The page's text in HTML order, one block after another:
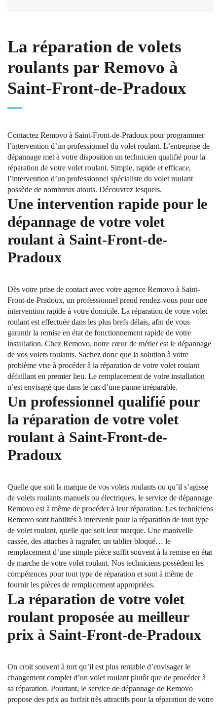
La réparation de volets
roulants par Removo à
Saint-Front-de-Pradoux
Contactez Removo à Saint-Front-de-Pradoux pour programmer
l’intervention d’un professionnel du volet roulant. L’entreprise de
dépannage met à votre disposition un technicien qualifié pour la
réparation de votre volet roulant. Simple, rapide et efficace,
l’intervention d’un professionnel spécialiste du volet roulant
possède de nombreux atouts. Découvrez lesquels.
Une intervention rapide pour le
dépannage de votre volet
roulant à Saint-Front-de-
Pradoux
Dès votre prise de contact avec votre agence Removo à Saint-
Front-de-Pradoux, un professionnel prend rendez-vous pour une
intervention rapide à votre domicile. La réparation de votre volet
roulant est effectuée dans les plus brefs délais, afin de vous
garantir la remise en état de fonctionnement rapide de votre
installation. Chez Removo, notre cœur de métier est le dépannage
de vos volets roulants. Sachez donc que la solution à votre
problème vise à procéder à la réparation de votre volet roulant
défaillant en premier lieu. Le remplacement de votre installation
n’est envisagé que dans le cas d’une panne irréparable.
Un professionnel qualifié pour
la réparation de votre volet
roulant à Saint-Front-de-
Pradoux
Quelle que soit la marque de vos volets roulants ou qu’il s’agisse
de volets roulants manuels ou électriques, le service de dépannage
Removo est à même de procéder à leur réparation. Les techniciens
Removo sont habilités à intervenir pour la réparation de tout type
de volet roulant, quelle que soit leur marque. Une manivelle
cassée, des attaches à ragrafer, un tablier bloqué… le
remplacement d’une simple pièce suffit souvent à la remise en état
de marche de votre volet roulant. Nos techniciens possèdent les
compétences pour tout type de réparation et sont à même de
fournir les pièces de remplacement appropriées.
La réparation de votre volet
roulant proposée au meilleur
prix à Saint-Front-de-Pradoux
On croit souvent à tort qu’il est plus rentable d’envisager le
changement complet d’un volet roulant plutôt que de procéder à
sa réparation. Pourtant, le service de dépannage de Removo
propose des prix au forfait très attractifs pour la réparation de votre